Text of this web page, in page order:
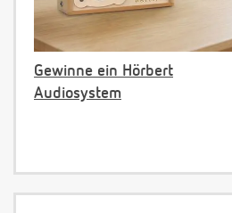
Gewinne ein Hörbert
Audiosystem